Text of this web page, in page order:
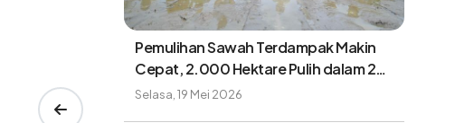
Pemulihan Sawah Terdampak Makin
Cepat, 2.000 Hektare Pulih dalam 2
Pekan
Selasa, 19 Mei 2026